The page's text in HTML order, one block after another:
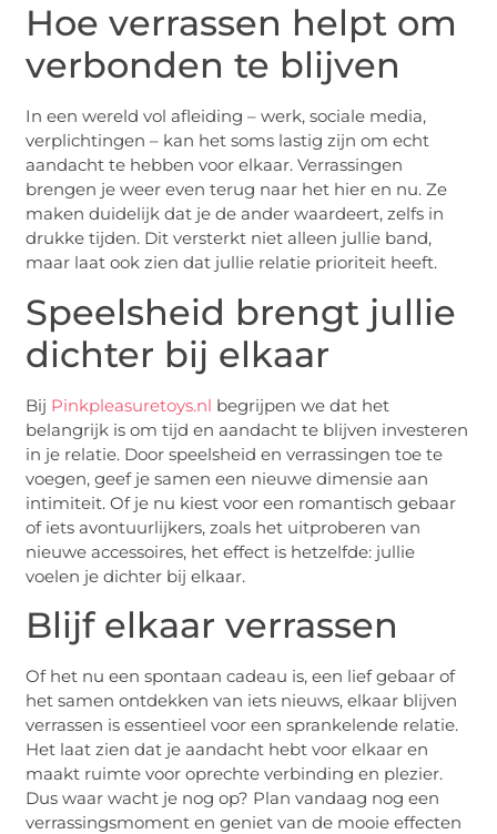
Hoe verrassen helpt om
verbonden te blijven
In een wereld vol afleiding – werk, sociale media,
verplichtingen – kan het soms lastig zijn om echt
aandacht te hebben voor elkaar. Verrassingen
brengen je weer even terug naar het hier en nu. Ze
maken duidelijk dat je de ander waardeert, zelfs in
drukke tijden. Dit versterkt niet alleen jullie band,
maar laat ook zien dat jullie relatie prioriteit heeft.
Speelsheid brengt jullie
dichter bij elkaar
Bij Pinkpleasuretoys.nl begrijpen we dat het
belangrijk is om tijd en aandacht te blijven investeren
in je relatie. Door speelsheid en verrassingen toe te
voegen, geef je samen een nieuwe dimensie aan
intimiteit. Of je nu kiest voor een romantisch gebaar
of iets avontuurlijkers, zoals het uitproberen van
nieuwe accessoires, het effect is hetzelfde: jullie
voelen je dichter bij elkaar.
Blijf elkaar verrassen
Of het nu een spontaan cadeau is, een lief gebaar of
het samen ontdekken van iets nieuws, elkaar blijven
verrassen is essentieel voor een sprankelende relatie.
Het laat zien dat je aandacht hebt voor elkaar en
maakt ruimte voor oprechte verbinding en plezier.
Dus waar wacht je nog op? Plan vandaag nog een
verrassingsmoment en geniet van de mooie effecten